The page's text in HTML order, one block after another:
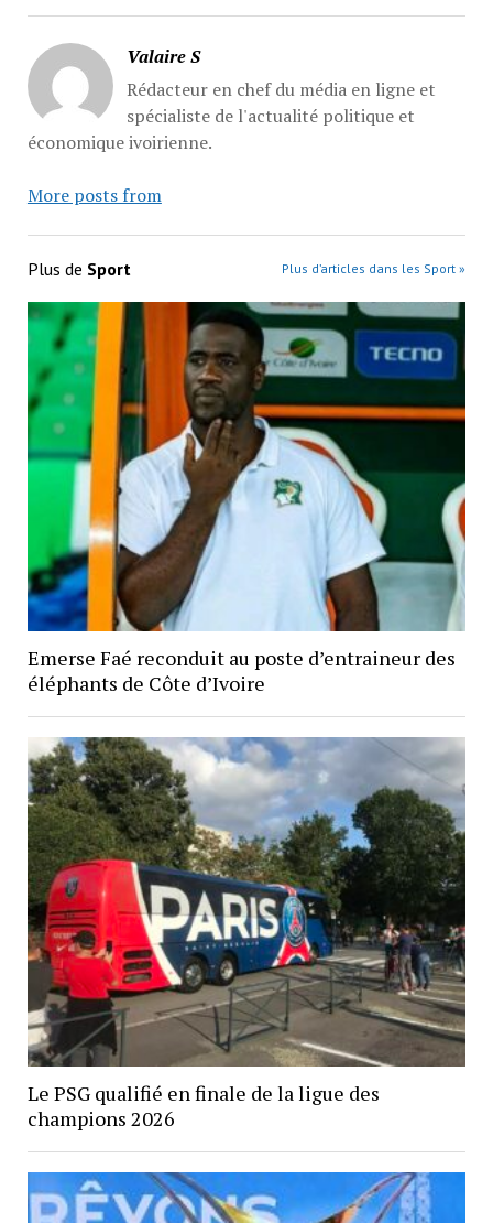
Valaire S
Rédacteur en chef du média en ligne et
spécialiste de l'actualité politique et
économique ivoirienne.
More posts from
Plus de Sport Plus d’articles dans les Sport »
Emerse Faé reconduit au poste d’entraineur des
éléphants de Côte d’Ivoire
Le PSG qualifié en finale de la ligue des
champions 2026